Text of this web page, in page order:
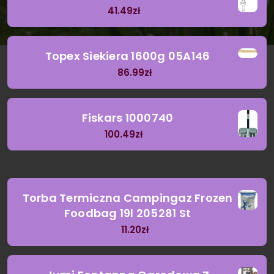
41.49zł
Topex Siekiera 1600g 05A146
86.99zł
Fiskars 1000740
100.49zł
Torba Termiczna Campingaz Frozen
Foodbag 19l 205281 St
11.20zł